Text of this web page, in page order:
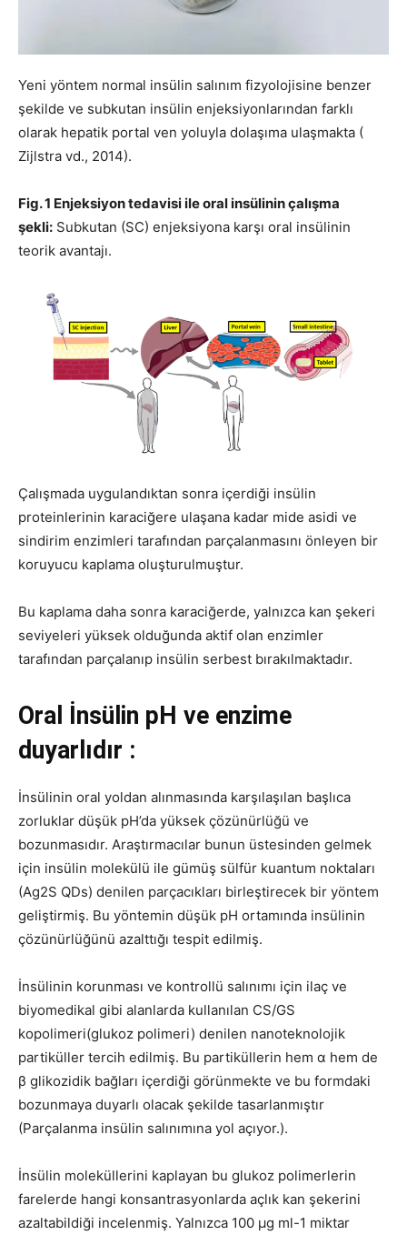
Yeni yöntem normal insülin salınım fizyolojisine benzer
şekilde ve subkutan insülin enjeksiyonlarından farklı
olarak hepatik portal ven yoluyla dolaşıma ulaşmakta (
Zijlstra vd., 2014).
Fig. 1 Enjeksiyon tedavisi ile oral insülinin çalışma
şekli: Subkutan (SC) enjeksiyona karşı oral insülinin
teorik avantajı.
Çalışmada uygulandıktan sonra içerdiği insülin
proteinlerinin karaciğere ulaşana kadar mide asidi ve
sindirim enzimleri tarafından parçalanmasını önleyen bir
koruyucu kaplama oluşturulmuştur.
Bu kaplama daha sonra karaciğerde, yalnızca kan şekeri
seviyeleri yüksek olduğunda aktif olan enzimler
tarafından parçalanıp insülin serbest bırakılmaktadır.
Oral İnsülin pH ve enzime
duyarlıdır :
İnsülinin oral yoldan alınmasında karşılaşılan başlıca
zorluklar düşük pH’da yüksek çözünürlüğü ve
bozunmasıdır. Araştırmacılar bunun üstesinden gelmek
için insülin molekülü ile gümüş sülfür kuantum noktaları
(Ag2S QDs) denilen parçacıkları birleştirecek bir yöntem
geliştirmiş. Bu yöntemin düşük pH ortamında insülinin
çözünürlüğünü azalttığı tespit edilmiş.
İnsülinin korunması ve kontrollü salınımı için ilaç ve
biyomedikal gibi alanlarda kullanılan CS/GS
kopolimeri(glukoz polimeri) denilen nanoteknolojik
partiküller tercih edilmiş. Bu partiküllerin hem α hem de
β glikozidik bağları içerdiği görünmekte ve bu formdaki
bozunmaya duyarlı olacak şekilde tasarlanmıştır
(Parçalanma insülin salınımına yol açıyor.).
İnsülin moleküllerini kaplayan bu glukoz polimerlerin
farelerde hangi konsantrasyonlarda açlık kan şekerini
azaltabildiği incelenmiş. Yalnızca 100 μg ml-1 miktar